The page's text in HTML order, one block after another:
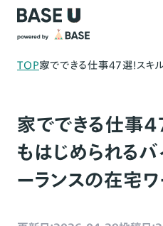
TOP家でできる仕事47選！スキ
家でできる仕事
もはじめられるバ
ーランスの在宅